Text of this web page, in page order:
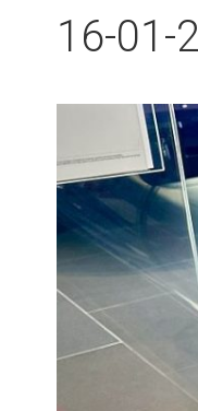
16-01-